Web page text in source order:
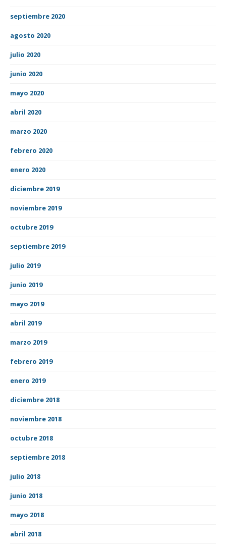
septiembre 2020
agosto 2020
julio 2020
junio 2020
mayo 2020
abril 2020
marzo 2020
febrero 2020
enero 2020
diciembre 2019
noviembre 2019
octubre 2019
septiembre 2019
julio 2019
junio 2019
mayo 2019
abril 2019
marzo 2019
febrero 2019
enero 2019
diciembre 2018
noviembre 2018
octubre 2018
septiembre 2018
julio 2018
junio 2018
mayo 2018
abril 2018